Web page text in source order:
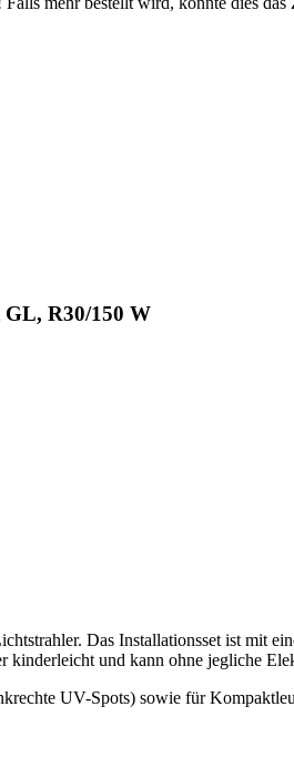
R30/150 W
Das Installationsset ist mit
kinderleicht und kann ohne jegliche
UV-Spots) sowie für